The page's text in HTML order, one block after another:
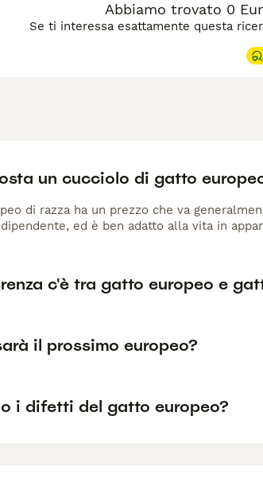
Abbiamo trovato 0
Se ti interessa esattamente questa
un cucciolo di gatto
di razza ha un prezzo che va
ed è ben adatto alla vita in
c'è tra gatto europeo e
il prossimo europeo?
i difetti del gatto europeo?